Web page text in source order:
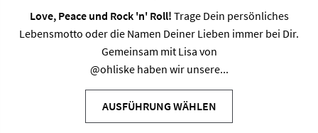
Love, Peace und Rock 'n' Roll! Trage Dein persönliches
Lebensmotto oder die Namen Deiner Lieben immer bei Dir.
Gemeinsam mit Lisa von
@ohliskehaben wir unsere...
AUSFÜHRUNG WÄHLEN